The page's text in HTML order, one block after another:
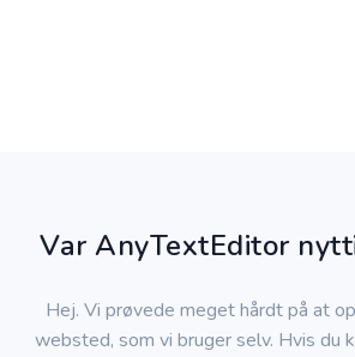
Var AnyTextEditor
Hej. Vi prøvede meget hårdt på at
websted, som vi bruger selv. Hvis du